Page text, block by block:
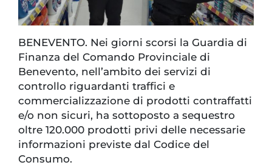
BENEVENTO. Nei giorni scorsi la Guardia di
Finanza del Comando Provinciale di
Benevento, nell’ambito dei servizi di
controllo riguardanti traffici e
commercializzazione di prodotti contraffatti
e/o non sicuri, ha sottoposto a sequestro
oltre 120.000 prodotti privi delle necessarie
informazioni previste dal Codice del
Consumo.